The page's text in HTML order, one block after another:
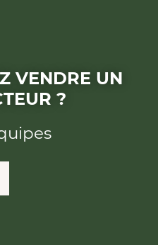
VENDRE UN
?